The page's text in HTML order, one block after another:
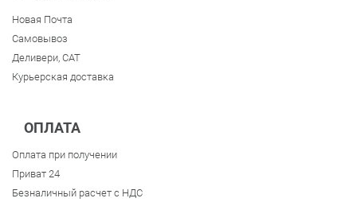
Новая Почта
Самовывоз
Деливери, CAT
Курьерская доставка
ОПЛАТА
Оплата при получении
Приват 24
Безналичный расчет с НДС